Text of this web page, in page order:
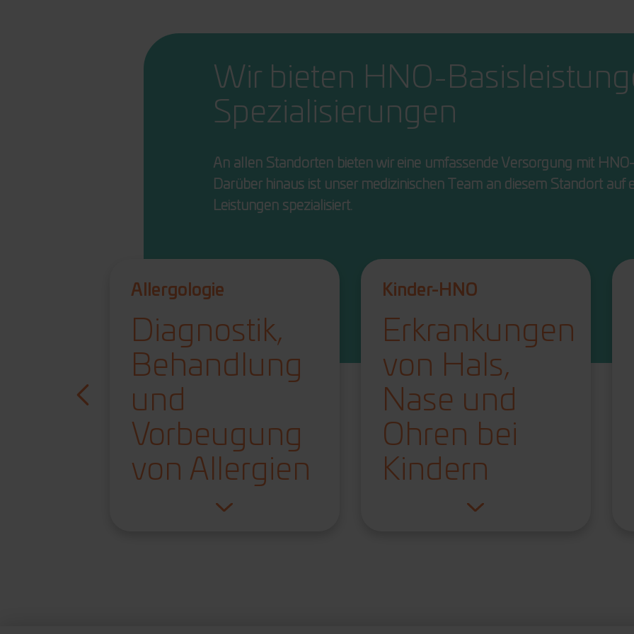
Wir bieten HNO-
Spezialisierungen
An allen Standorten bieten wir eine umfassende Versorgung mit
Darüber hinaus ist unser medizinischen Team an diesem Standort auf
Leistungen spezialisiert.
Allergologie
Diagnostik,
Behandlung
und
Vorbeugung
von Allergien
Kinder-HNO
Erkrankungen
von Hals,
Nase und
Ohren bei
Kindern